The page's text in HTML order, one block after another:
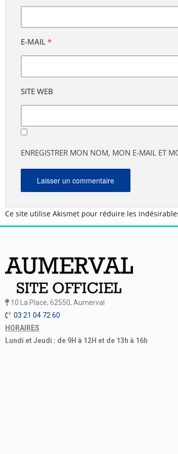
E-MAIL *
SITE WEB
ENREGISTRER MON NOM, MON E-MAIL ET
Ce site utilise Akismet pour réduire les
10 La Place, 62550, Aumerval
03 21 04 72 60
HORAIRES
Lundi et Jeudi : de 9H à 12H et de 13h à 16h